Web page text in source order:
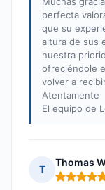
perfecta
que su
altura de sus
nuestra
ofreciéndole
volver a
Atentamente
El equipo de
T
Thomas
Nota: 5 de